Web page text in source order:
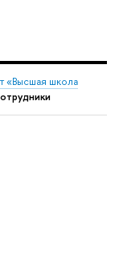
«Высшая школа